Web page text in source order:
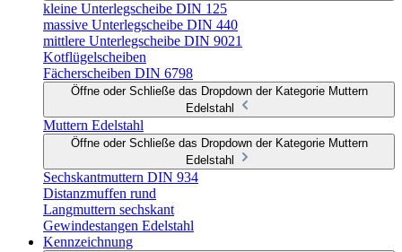
kleine Unterlegscheibe DIN 125
massive Unterlegscheibe DIN 440
mittlere Unterlegscheibe DIN 9021
Kotflügelscheiben
Fächerscheiben DIN 6798
Öffne oder Schließe das Dropdown der Kategorie Muttern
Edelstahl
Muttern Edelstahl
Öffne oder Schließe das Dropdown der Kategorie Muttern
Edelstahl
Sechskantmuttern DIN 934
Distanzmuffen rund
Langmuttern sechskant
Gewindestangen Edelstahl
Kennzeichnung